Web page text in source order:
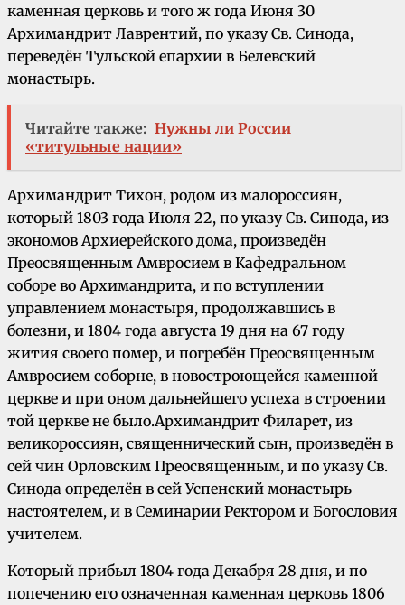
каменная церковь и того ж года Июня 30
Архимандрит Лаврентий, по указу Св. Синода,
переведён Тульской епархии в Белевский
монастырь.
Читайте также: Нужны ли России
«титульные нации»
Архимандрит Тихон, родом из малороссиян,
который 1803 года Июля 22, по указу Св. Синода, из
экономов Архиерейского дома, произведён
Преосвященным Амвросием в Кафедральном
соборе во Архимандрита, и по вступлении
управлением монастыря, продолжавшись в
болезни, и 1804 года августа 19 дня на 67 году
жития своего помер, и погребён Преосвященным
Амвросием соборне, в новостроющейся каменной
церкве и при оном дальнейшего успеха в строении
той церкве не было.Архимандрит Филарет, из
великороссиян, священнический сын, произведён в
сей чин Орловским Преосвященным, и по указу Св.
Синода определён в сей Успенский монастырь
настоятелем, и в Семинарии Ректором и Богословия
учителем.
Который прибыл 1804 года Декабря 28 дня, и по
попечению его означенная каменная церковь 1806